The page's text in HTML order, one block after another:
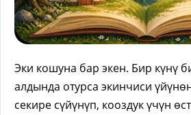
Эки кошуна бар экен. Бир күнү
алдында отурса экинчиси
секире сүйүнүп, кооздук үчүн